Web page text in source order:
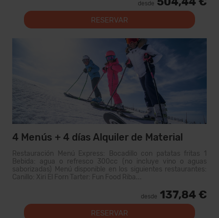
desde
RESERVAR
4 Menús + 4 días Alquiler de Material
Restauración Menú Express: Bocadillo con patatas fritas 1
Bebida: agua o refresco 300cc (no incluye vino o aguas
saborizadas) Menú disponible en los siguientes restaurantes:
Canillo: Xiri El Forn Tarter: Fun Food Riba...
desde 137,84 €
RESERVAR